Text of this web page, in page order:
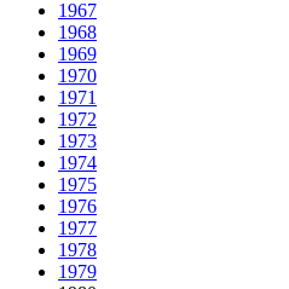
1967
1968
1969
1970
1971
1972
1973
1974
1975
1976
1977
1978
1979